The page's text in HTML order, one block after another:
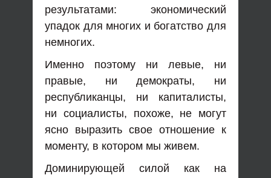
результатами: экономический
упадок для многих и богатство для
немногих.
Именно поэтому ни левые, ни
правые, ни демократы, ни
республиканцы, ни капиталисты,
ни социалисты, похоже, не могут
ясно выразить свое отношение к
моменту, в котором мы живем.
Доминирующей силой как на